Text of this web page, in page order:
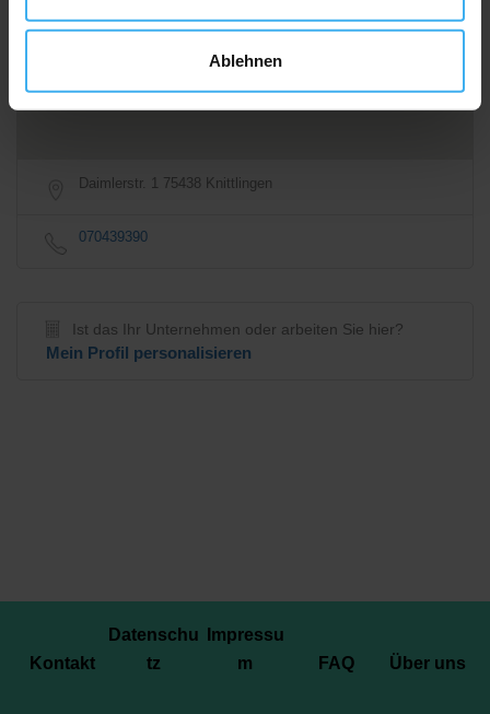
Ablehnen
Daimlerstr. 1 75438 Knittlingen
070439390
Ist das Ihr Unternehmen oder arbeiten Sie hier?
Mein Profil personalisieren
Kontakt
Datenschu
tz
Impressu
m
FAQ Über uns